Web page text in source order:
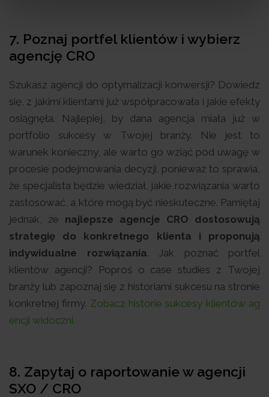
7. Poznaj portfel klientów i wybierz
agencję CRO
Szukasz agencji do optymalizacji konwersji? Dowiedz
się, z jakimi klientami już współpracowała i jakie efekty
osiągnęła. Najlepiej, by dana agencja miała już w
portfolio sukcesy w Twojej branży. Nie jest to
warunek konieczny, ale warto go wziąć pod uwagę w
procesie podejmowania decyzji, ponieważ to sprawia,
że specjalista będzie wiedział, jakie rozwiązania warto
zastosować, a które mogą być nieskuteczne. Pamiętaj
jednak, że najlepsze agencje CRO dostosowują
strategię do konkretnego klienta i proponują
indywidualne rozwiązania. Jak poznać portfel
klientów agencji? Poproś o case studies z Twojej
branży lub zapoznaj się z historiami sukcesu na stronie
konkretnej firmy. Zobacz historie sukcesy klientów ag
encji widoczni.
8. Zapytaj o raportowanie w agencji
SXO / CRO